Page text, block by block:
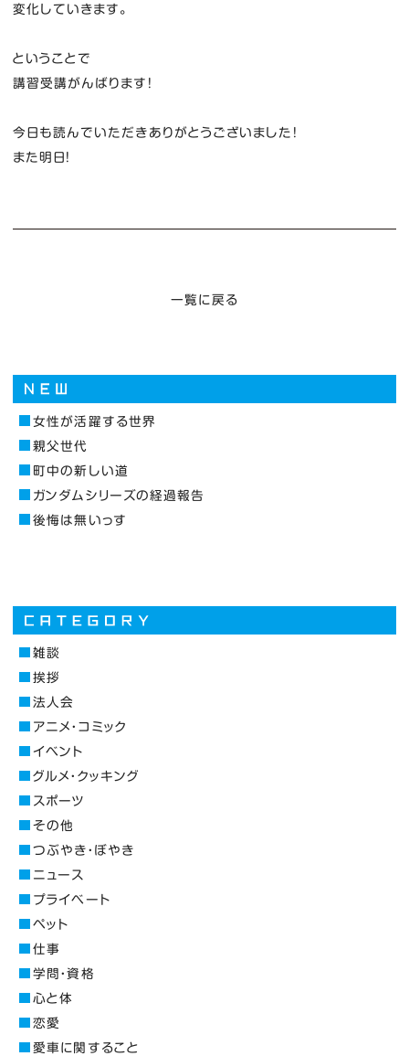
変化していきます。
ということで
講習受講がんばります！
今日も読んでいただきありがとうございました！
また明日！
一覧に戻る
女性が活躍する世界
親父世代
町中の新しい道
ガンダムシリーズの経過報告
後悔は無いっす
雑談
挨拶
法人会
アニメ・コミック
イベント
グルメ・クッキング
スポーツ
その他
つぶやき・ぼやき
ニュース
プライベート
ペット
仕事
学問・資格
心と体
恋愛
愛車に関すること